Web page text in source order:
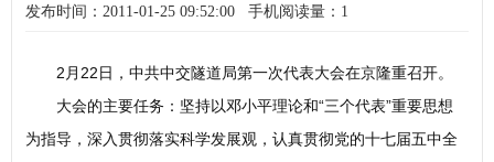
发布时间：2011-01-25 09:52:00 手机阅读量：1
2月22日，中共中交隧道局第一次代表大会在京隆重召开。
大会的主要任务：坚持以邓小平理论和“三个代表”重要思想
为指导，深入贯彻落实科学发展观，认真贯彻党的十七届五中全